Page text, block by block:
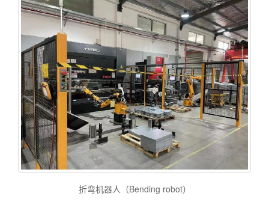
折弯机器人（Bending robot）